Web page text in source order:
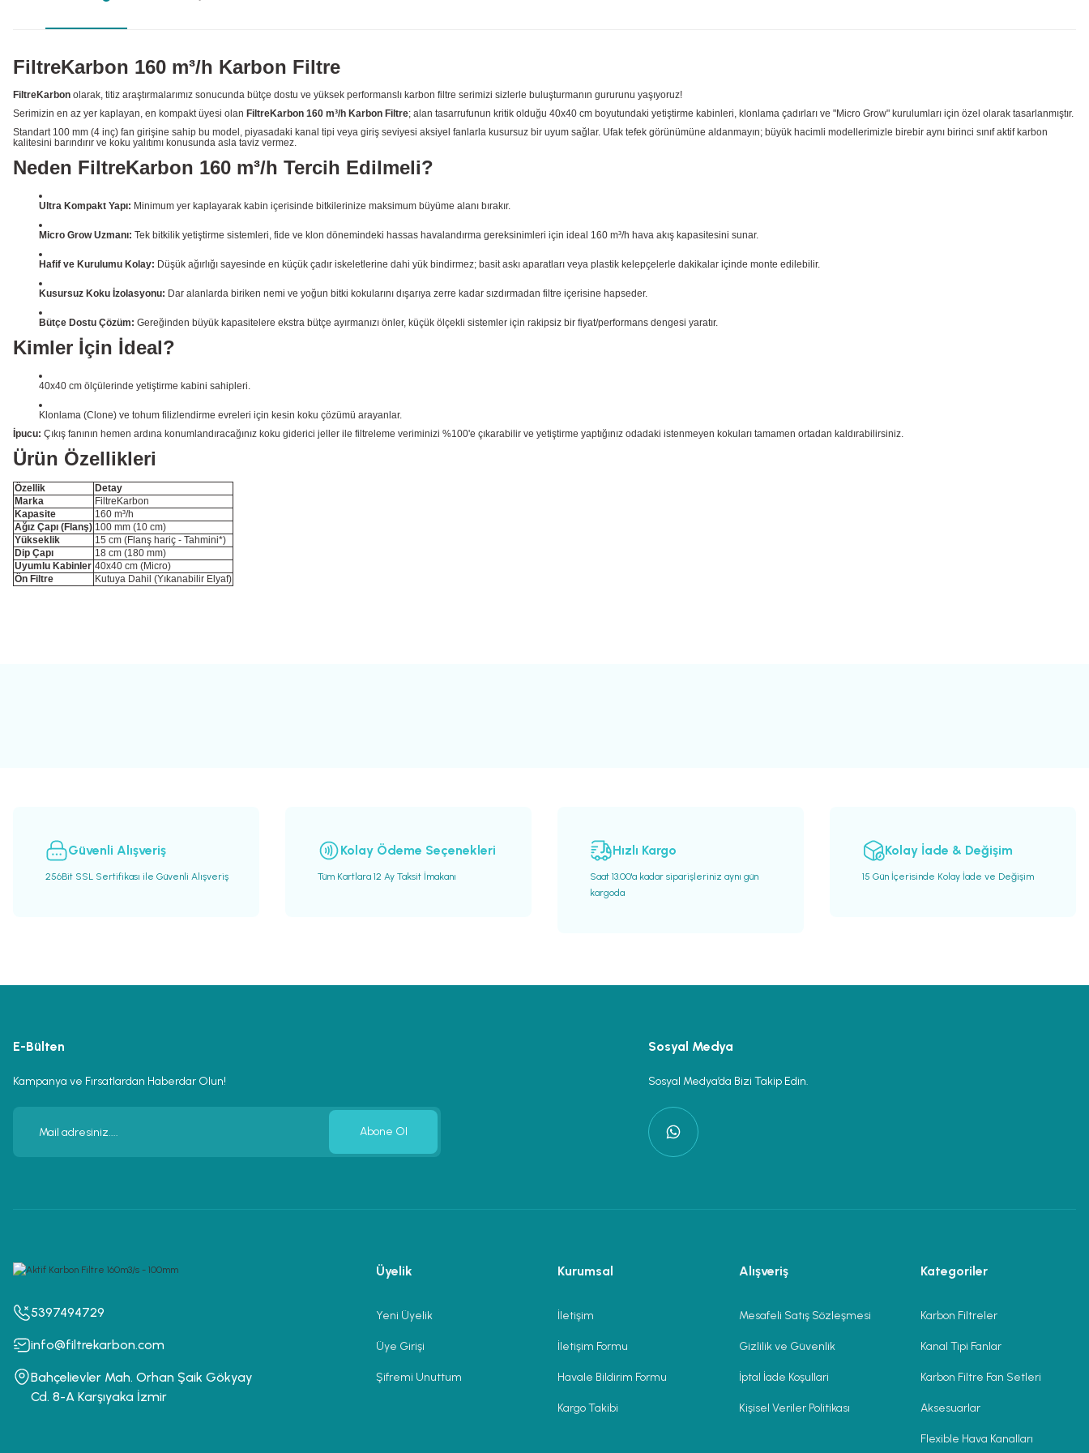
FiltreKarbon 160 m³/h Karbon Filtre
FiltreKarbon olarak, titiz araştırmalarımız sonucunda bütçe dostu ve yüksek performanslı karbon filtre serimizi sizlerle buluşturmanın gururunu yaşıyoruz!
Serimizin en az yer kaplayan, en kompakt üyesi olan FiltreKarbon 160 m³/h Karbon Filtre; alan tasarrufunun kritik olduğu 40x40 cm boyutundaki yetiştirme kabinleri, klonlama çadırları ve "Micro Grow" kurulumları için özel olarak tasarlanmıştır.
Standart 100 mm (4 inç) fan girişine sahip bu model, piyasadaki kanal tipi veya giriş seviyesi aksiyel fanlarla kusursuz bir uyum sağlar. Ufak tefek görünümüne aldanmayın; büyük hacimli modellerimizle birebir aynı birinci sınıf aktif karbon
kalitesini barındırır ve koku yalıtımı konusunda asla taviz vermez.
Neden FiltreKarbon 160 m³/h Tercih Edilmeli?
Ultra Kompakt Yapı: Minimum yer kaplayarak kabin içerisinde bitkilerinize maksimum büyüme alanı bırakır.
Micro Grow Uzmanı: Tek bitkilik yetiştirme sistemleri, fide ve klon dönemindeki hassas havalandırma gereksinimleri için ideal 160 m³/h hava akış kapasitesini sunar.
Hafif ve Kurulumu Kolay: Düşük ağırlığı sayesinde en küçük çadır iskeletlerine dahi yük bindirmez; basit askı aparatları veya plastik kelepçelerle dakikalar içinde monte edilebilir.
Kusursuz Koku İzolasyonu: Dar alanlarda biriken nemi ve yoğun bitki kokularını dışarıya zerre kadar sızdırmadan filtre içerisine hapseder.
Bütçe Dostu Çözüm: Gereğinden büyük kapasitelere ekstra bütçe ayırmanızı önler, küçük ölçekli sistemler için rakipsiz bir fiyat/performans dengesi yaratır.
Kimler İçin İdeal?
40x40 cm ölçülerinde yetiştirme kabini sahipleri.
Klonlama (Clone) ve tohum filizlendirme evreleri için kesin koku çözümü arayanlar.
İpucu: Çıkış fanının hemen ardına konumlandıracağınız koku giderici jeller ile filtreleme veriminizi %100'e çıkarabilir ve yetiştirme yaptığınız odadaki istenmeyen kokuları tamamen ortadan kaldırabilirsiniz.
Ürün Özellikleri
Özellik
Detay
Marka
FiltreKarbon
Kapasite
160 m³/h
Ağız Çapı (Flanş) 100 mm (10 cm)
Yükseklik
15 cm (Flanş hariç - Tahmini*)
Dip Çapı
18 cm (180 mm)
Uyumlu Kabinler 40x40 cm (Micro)
Ön Filtre
Kutuya Dahil (Yıkanabilir Elyaf)
Güvenli Alışveriş
256Bit SSL Sertifikası ile Güvenli Alışveriş
Kolay Ödeme Seçenekleri
Tüm Kartlara 12 Ay Taksit İmakanı
Hızlı Kargo
Saat 13.00'a kadar siparişleriniz aynı gün
kargoda
Kolay İade & Değişim
15 Gün İçerisinde Kolay İade ve Değişim
E-Bülten
Kampanya ve Fırsatlardan Haberdar Olun!
Abone Ol
Sosyal Medya
Sosyal Medya’da Bizi Takip Edin.
5397494729
info@filtrekarbon.com
Bahçelievler Mah. Orhan Şaik Gökyay
Cd. 8-A Karşıyaka İzmir
Üyelik
Yeni Üyelik
Üye Girişi
Şifremi Unuttum
Kurumsal
İletişim
İletişim Formu
Havale Bildirim Formu
Kargo Takibi
Alışveriş
Mesafeli Satış Sözleşmesi
Gizlilik ve Güvenlik
İptal İade Koşullari
Kişisel Veriler Politikası
Kategoriler
Karbon Filtreler
Kanal Tipi Fanlar
Karbon Filtre Fan Setleri
Aksesuarlar
Flexible Hava Kanalları